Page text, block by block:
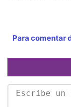
Para comentar